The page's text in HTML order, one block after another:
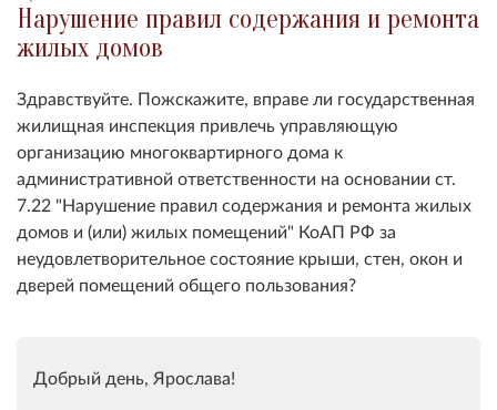
Нарушение правил содержания и ремонта
жилых домов
Здравствуйте. Пожскажите, вправе ли государственная
жилищная инспекция привлечь управляющую
организацию многоквартирного дома к
административной ответственности на основании ст.
7.22 "Нарушение правил содержания и ремонта жилых
домов и (или) жилых помещений" КоАП РФ за
неудовлетворительное состояние крыши, стен, окон и
дверей помещений общего пользования?
Добрый день, Ярослава!